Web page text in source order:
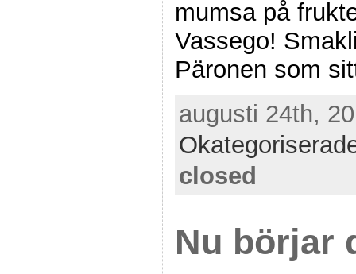
mumsa på
Vassego!
Päronen som
augusti 24th,
closed
Nu börjar